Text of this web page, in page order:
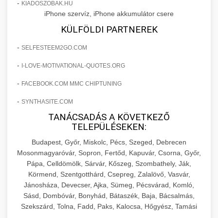
elkötelezettség erősítési módszerek
költségvetését gépi tanulással és
aikampany.hu
🍞 20. Ipari Dagasztógép
Professzionális ipari dagasztógépek és
konyhák számára. Masszív konstrukció
megbízható teljesítményhez.
chef-iparikonyhagepek.hu
Ipari hús- és sajtszeletelő gépek professzionális
állítható vastagság beállítással.
chef-iparikonyhagepek.hu
professzionális élelmiszer szeletelő
📦 22. Vákuumozó Gép
Kereskedelmi vákuumcsomagoló berendezések
élelmiszerek tartósításához. Hosszabbítsa a
szavatossági időt és tartsa meg a termék
frissességét.
chef-iparikonyhagepek.hu
vákuum lezáró berendezés
🎁 23. Vákuumfóliázó Gép
Ipari vákuumfóliázó gépek professzionális
élelmiszer-csomagolási műveletekhez.
Hatékony lezárási és tartósítási megoldások.
chef-iparikonyhagepek.hu
kereskedelmi csomagoló gép
🔥 24. Ipari Sütő és Gőzpároló +
Kereskedelmi légkeveréses sütők és gőzpárolók
professzionális konyhák számára. Nagy
kapacitású sütő- és főzőberendezés precíz
❄️ 25. Ipari Hűtőszekrény +
- KIADOSZOBAK.HU
iPhone szervíz, iPhone akkumulátor csere
KÜLFÖLDI PARTNEREK
- SELFESTEEM2GO.COM
- I-LOVE-MOTIVATIONAL-QUOTES.ORG
- FACEBOOK.COM MMC CHIPTUNING
- SYNTHASITE.COM
TANÁCSADÁS A KÖVETKEZŐ
TELEPÜLÉSEKEN:
Budapest, Győr, Miskolc, Pécs, Szeged, Debrecen
Mosonmagyaróvár, Sopron, Fertőd, Kapuvár, Csorna, Győr,
Pápa, Celldömölk, Sárvár, Kőszeg, Szombathely, Ják,
Körmend, Szentgotthárd, Csepreg, Zalalövő, Vasvár,
Jánosháza, Devecser, Ajka, Sümeg, Pécsvárad, Komló,
Sásd, Dombóvár, Bonyhád, Bátaszék, Baja, Bácsalmás,
Szekszárd, Tolna, Fadd, Paks, Kalocsa, Hőgyész, Tamási